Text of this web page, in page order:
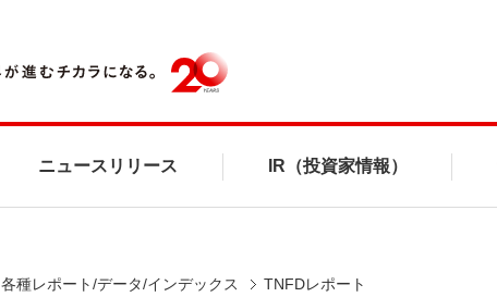
ニュースリリース IR（投資家情報）
各種レポート/データ/インデックス TNFDレポート